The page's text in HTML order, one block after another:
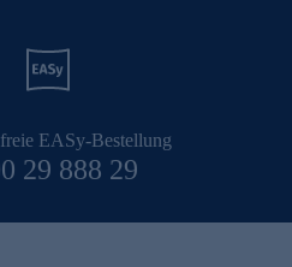
EASy-Bestellung
29 888 29